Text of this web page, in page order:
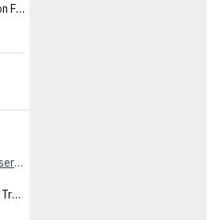
Katoen/Polyester/Teflon Finish
Workman Beaver Trousers - 2124
Workman Heren Beaver Trousers